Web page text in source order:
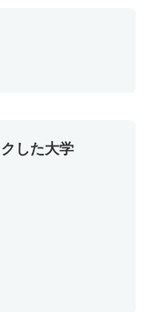
した大学